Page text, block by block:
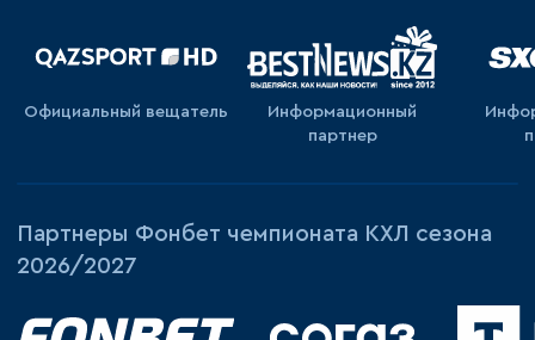
Официальный вещатель
Информационный
партнер
Партнеры Фонбет чемпионата КХЛ сезона
2026/2027